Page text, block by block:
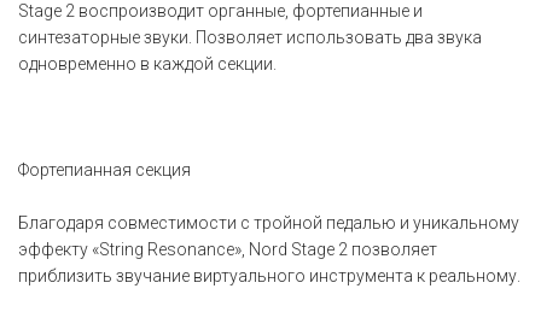
Stage 2 воспроизводит органные, фортепианные и
синтезаторные звуки. Позволяет использовать два звука
одновременно в каждой секции.
Фортепианная секция
Благодаря совместимости с тройной педалью и уникальному
эффекту «String Resonance», Nord Stage 2 позволяет
приблизить звучание виртуального инструмента к реальному.